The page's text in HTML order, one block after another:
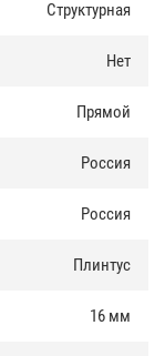
за наличные и по
через
Структурная
Нет
Прямой
Россия
Россия
Плинтус
16 мм